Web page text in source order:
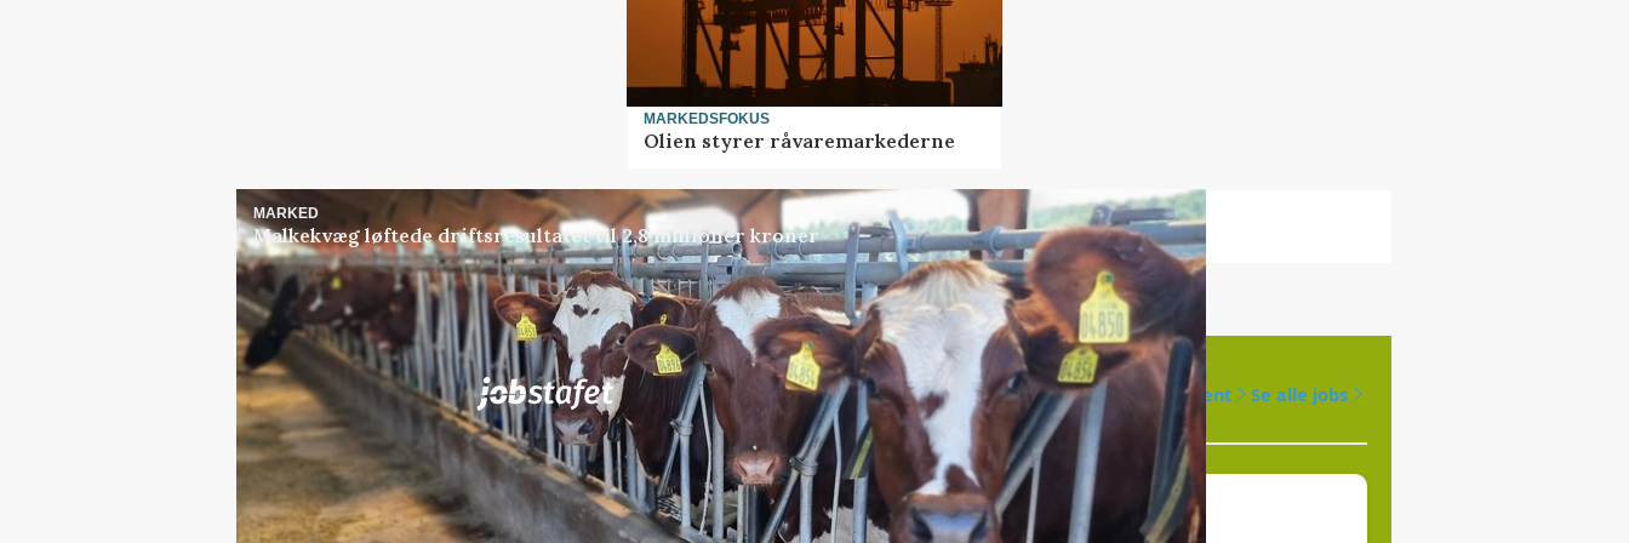
MARKEDSFOKUS
Olien styrer råvaremarkederne
MARKED
Malkekvæg løftede driftsresultatet til 2,8 millioner kroner
Annonce
Jobs i samarbejde med 80 ledige stillinger Opret agent Se alle jobs
Lastbilchauffør søges til Henrik Haves
Maskinstation
Medarbejdere til griseproduktion